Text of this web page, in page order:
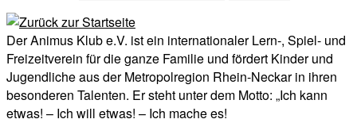
Der Animus Klub e.V. ist ein internationaler Lern-, Spiel- und
Freizeitverein für die ganze Familie und fördert Kinder und
Jugendliche aus der Metropolregion Rhein-Neckar in ihren
besonderen Talenten. Er steht unter dem Motto: „Ich kann
etwas! – Ich will etwas! – Ich mache es!